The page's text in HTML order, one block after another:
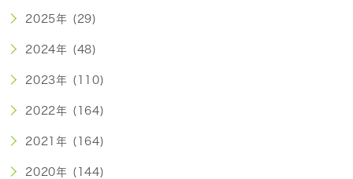
2025年 (29)
2024年 (48)
2023年 (110)
2022年 (164)
2021年 (164)
2020年 (144)